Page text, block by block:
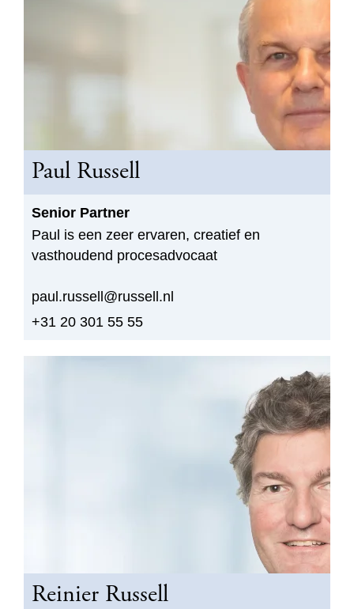
Paul Russell
Senior Partner
Paul is een zeer ervaren, creatief en
vasthoudend procesadvocaat
paul.russell@russell.nl
+31 20 301 55 55
Reinier Russell